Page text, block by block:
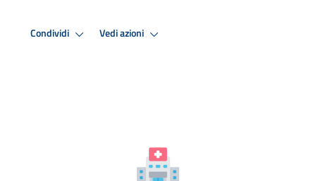
Condividi Vedi azioni